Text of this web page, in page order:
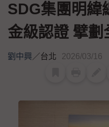
SDG集團明緯
金級認證 擘劃
劉中興／台北 2026/03/16